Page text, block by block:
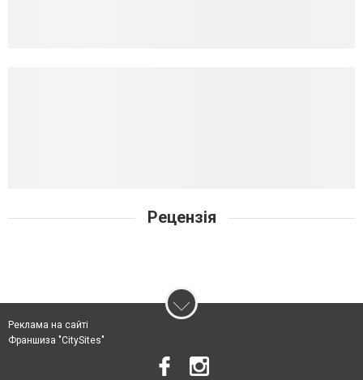
Рецензія
Реклама на сайті
Франшиза "CitySites"